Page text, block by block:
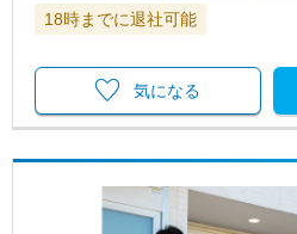
18時までに退社可能
気になる